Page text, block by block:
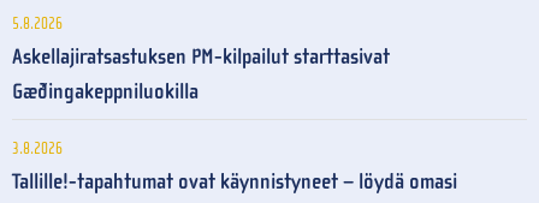
5.8.2026
Askellajiratsastuksen PM-kilpailut starttasivat
Gæðingakeppniluokilla
3.8.2026
Tallille!-tapahtumat ovat käynnistyneet – löydä omasi